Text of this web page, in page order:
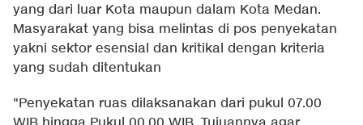
yang dari luar Kota maupun dalam Kota Medan.
Masyarakat yang bisa melintas di pos penyekatan
yakni sektor esensial dan kritikal dengan kriteria
yang sudah ditentukan
"Penyekatan ruas dilaksanakan dari pukul 07.00